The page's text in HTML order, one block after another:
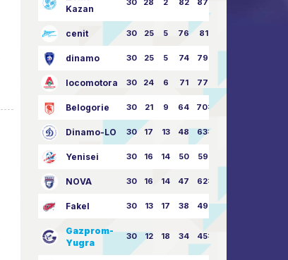
Kazan
30 28 2 82 87:24
cenit 30 25 5 76 81:21
dinamo 30 25 5 74 79:26
locomotora 30 24 6 71 77:33
Belogorie 30 21 9 64 70:40
Dinamo-LO 30 17 13 48 63:57
Yenisei 30 16 14 50 59:53
NOVA 30 16 14 47 62:58
Fakel 30 13 17 38 49:62
Gazprom-
Yugra
30 12 18 34 45:63